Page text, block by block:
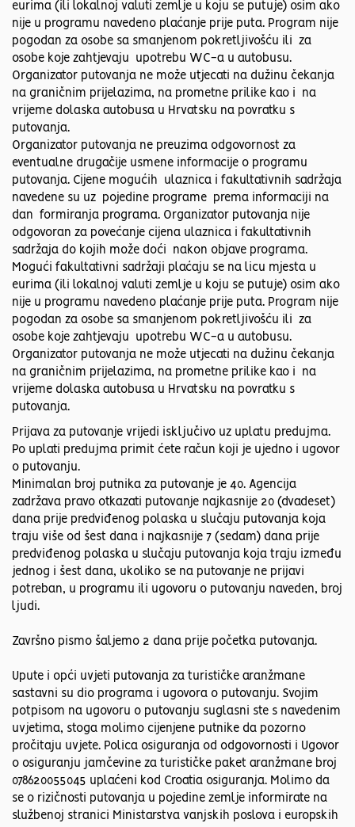
eurima (ili lokalnoj valuti zemlje u koju se putuje) osim ako
nije u programu navedeno plaćanje prije puta. Program nije
pogodan za osobe sa smanjenom pokretljivošću ili za
osobe koje zahtjevaju upotrebu WC-a u autobusu.
Organizator putovanja ne može utjecati na dužinu čekanja
na graničnim prijelazima, na prometne prilike kao i na
vrijeme dolaska autobusa u Hrvatsku na povratku s
putovanja.
Organizator putovanja ne preuzima odgovornost za
eventualne drugačije usmene informacije o programu
putovanja. Cijene mogućih ulaznica i fakultativnih sadržaja
navedene su uz pojedine programe prema informaciji na
dan formiranja programa. Organizator putovanja nije
odgovoran za povećanje cijena ulaznica i fakultativnih
sadržaja do kojih može doći nakon objave programa.
Mogući fakultativni sadržaji plaćaju se na licu mjesta u
eurima (ili lokalnoj valuti zemlje u koju se putuje) osim ako
nije u programu navedeno plaćanje prije puta. Program nije
pogodan za osobe sa smanjenom pokretljivošću ili za
osobe koje zahtjevaju upotrebu WC-a u autobusu.
Organizator putovanja ne može utjecati na dužinu čekanja
na graničnim prijelazima, na prometne prilike kao i na
vrijeme dolaska autobusa u Hrvatsku na povratku s
putovanja.
Prijava za putovanje vrijedi isključivo uz uplatu predujma.
Po uplati predujma primit ćete račun koji je ujedno i ugovor
o putovanju.
Minimalan broj putnika za putovanje je 40. Agencija
zadržava pravo otkazati putovanje najkasnije 20 (dvadeset)
dana prije predviđenog polaska u slučaju putovanja koja
traju više od šest dana i najkasnije 7 (sedam) dana prije
predviđenog polaska u slučaju putovanja koja traju između
jednog i šest dana, ukoliko se na putovanje ne prijavi
potreban, u programu ili ugovoru o putovanju naveden, broj
ljudi.
Završno pismo šaljemo 2 dana prije početka putovanja.
Upute i opći uvjeti putovanja za turističke aranžmane
sastavni su dio programa i ugovora o putovanju. Svojim
potpisom na ugovoru o putovanju suglasni ste s navedenim
uvjetima, stoga molimo cijenjene putnike da pozorno
pročitaju uvjete. Polica osiguranja od odgovornosti i Ugovor
o osiguranju jamčevine za turističke paket aranžmane broj
078620055045 uplaćeni kod Croatia osiguranja. Molimo da
se o rizičnosti putovanja u pojedine zemlje informirate na
službenoj stranici Ministarstva vanjskih poslova i europskih